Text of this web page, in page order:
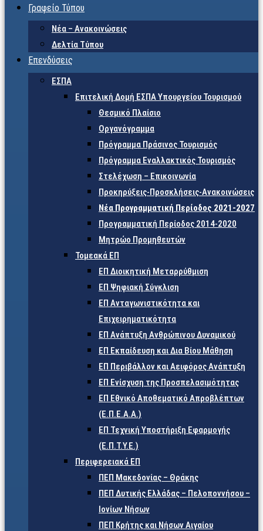
Γραφείο Τύπου
Νέα – Ανακοινώσεις
Δελτία Τύπου
Επενδύσεις
ΕΣΠΑ
Επιτελική Δομή ΕΣΠΑ Υπουργείου Τουρισμού
Θεσμικό Πλαίσιο
Οργανόγραμμα
Πρόγραμμα Πράσινος Τουρισμός
Πρόγραμμα Εναλλακτικός Τουρισμός
Στελέχωση – Επικοινωνία
Προκηρύξεις-Προσκλήσεις-Ανακοινώσεις
Νέα Προγραμματική Περίοδος 2021-2027
Προγραμματική Περίοδος 2014-2020
Μητρώο Προμηθευτών
Τομεακά ΕΠ
ΕΠ Διοικητική Μεταρρύθμιση
ΕΠ Ψηφιακή Σύγκλιση
ΕΠ Ανταγωνιστικότητα και
Επιχειρηματικότητα
ΕΠ Ανάπτυξη Ανθρώπινου Δυναμικού
ΕΠ Εκπαίδευση και Δια Βίου Μάθηση
ΕΠ Περιβάλλον και Αειφόρος Ανάπτυξη
ΕΠ Ενίσχυση της Προσπελασιμότητας
ΕΠ Εθνικό Αποθεματικό Απροβλέπτων
(Ε.Π.Ε.Α.Α.)
ΕΠ Τεχνική Υποστήριξη Εφαρμογής
(Ε.Π.Τ.Υ.Ε.)
Περιφερειακά ΕΠ
ΠΕΠ Μακεδονίας – Θράκης
ΠΕΠ Δυτικής Ελλάδας – Πελοποννήσου –
Ιονίων Νήσων
ΠΕΠ Κρήτης και Νήσων Αιγαίου